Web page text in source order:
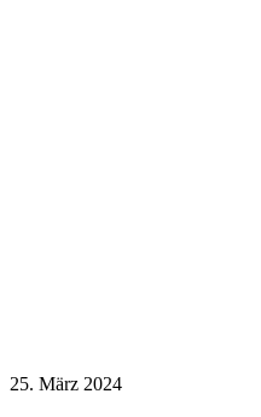
25. März 2024